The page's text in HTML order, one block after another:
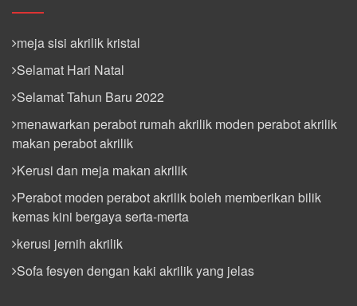
meja sisi akrilik kristal
Selamat Hari Natal
Selamat Tahun Baru 2022
menawarkan perabot rumah akrilik moden perabot akrilik
makan perabot akrilik
Kerusi dan meja makan akrilik
Perabot moden perabot akrilik boleh memberikan bilik
kemas kini bergaya serta-merta
kerusi jernih akrilik
Sofa fesyen dengan kaki akrilik yang jelas